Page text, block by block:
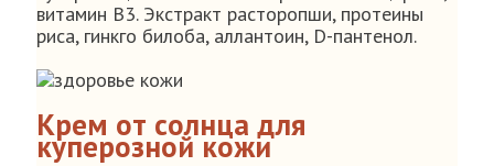
витамин B3. Экстракт расторопши, протеины
риса, гинкго билоба, аллантоин, D-пантенол.
Крем от солнца для
куперозной кожи